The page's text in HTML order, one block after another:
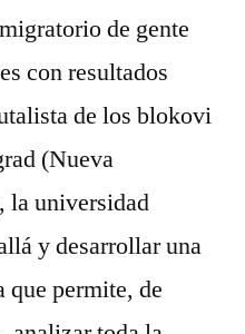
de gente
con resultados
de los blokovi
(Nueva
la universidad
y desarrollar una
permite, de